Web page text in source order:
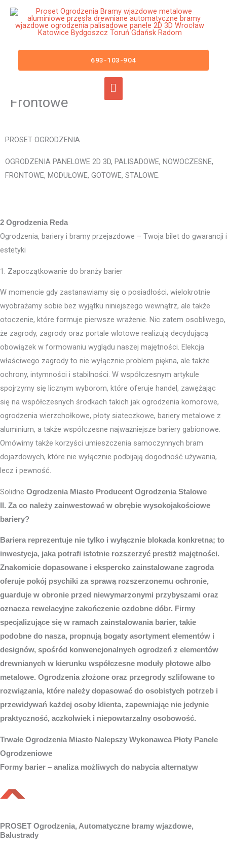
Przejdź
Główne
menu
693-103-904
Ogrodzenia Reda Bramy
Wjazdowe Furtki Płoty Metalowe
Aluminiowe Nowoczesne
Panelowe Palisadowe Stalowe
Frontowe
PROSET OGRODZENIA
OGRODZENIA PANELOWE 2D 3D, PALISADOWE, NOWOCZESNE,
FRONTOWE, MODUŁOWE, GOTOWE, STALOWE.
2 Ogrodzenia Reda
Ogrodzenia, bariery i bramy przejazdowe – Twoja bilet do gwarancji i
estetyki
1. Zapoczątkowanie do branży barier
W momencie gdy zastanawiamy się o posiadłości, wielokrotnie
wyobrażamy sobie bez wyjątku niniejszego wewnątrz, ale także
otoczenie, które formuje pierwsze wrażenie. Nic zatem osobliwego,
że zagrody, zagrody oraz portale wlotowe realizują decydującą
obowiązek w formowaniu wyglądu naszej majętności. Elekcja
właściwego zagrody to nie wyłącznie problem piękna, ale także
ochrony, intymności i stabilności. W współczesnym artykule
spojrzymy się licznym wyborom, które oferuje handel, zawężając
się na współczesnych środkach takich jak ogrodzenia komorowe,
ogrodzenia wierzchołkowe, płoty siateczkowe, bariery metalowe z
aluminium, a także współczesne najważniejsze bariery gabionowe.
Omówimy także korzyści umieszczenia samoczynnych bram
dojazdowych, które nie wyłącznie podbijają dogodność używania,
lecz i pewność.
Solidne Ogrodzenia Miasto Producent Ogrodzenia Stalowe
II. Za co należy zainwestować w obrębie wysokojakościowe
bariery?
Bariera reprezentuje nie tylko i wyłącznie blokada konkretna; to
inwestycja, jaka potrafi istotnie rozszerzyć prestiż majętności.
Znakomicie dopasowane i ekspercko zainstalowane zagroda
oferuje pokój psychiki za sprawą rozszerzonemu ochronie,
guarduje w obronie przed niewymarzonymi przybyszami oraz
oznacza rewelacyjne zakończenie ozdobne dóbr. Firmy
specjalizujące się w ramach zainstalowania barier, takie
podobne do nasza, propnują bogaty asortyment elementów i
designów, spośród konwencjonalnych ogrodzeń z elementów
drewnianych w kierunku współczesne moduły płotowe albo
metalowe. Ogrodzenia złożone oraz przegrody szlifowane to
rozwiązania, które należy dopasować do osobistych potrzeb i
przewidywań każdej osoby klienta, zapewniając nie jedynie
praktyczność, aczkolwiek i niepowtarzalny osobowość.
Trwałe Ogrodzenia Miasto Nalepszy Wykonawca Płoty Panele
Ogrodzeniowe
Formy barier – analiza możliwych do nabycia alternatyw
PROSET Ogrodzenia, Automatyczne bramy wjazdowe,
Balustrady